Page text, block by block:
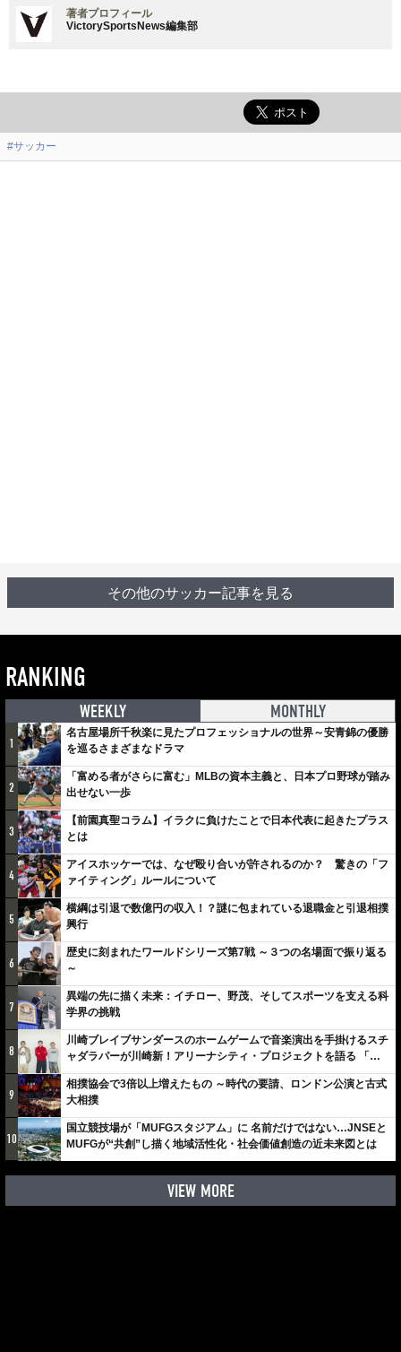
著者プロフィール
VictorySportsNews編集部
#サッカー
その他のサッカー記事を見る
RANKING
WEEKLY MONTHLY
1
名古屋場所千秋楽に見たプロフェッショナルの世界～安青錦の優勝
を巡るさまざまなドラマ
2
「富める者がさらに富む」MLBの資本主義と、日本プロ野球が踏み
出せない一歩
3
【前園真聖コラム】イラクに負けたことで日本代表に起きたプラス
とは
4
アイスホッケーでは、なぜ殴り合いが許されるのか？ 驚きの「フ
ァイティング」ルールについて
5
横綱は引退で数億円の収入！？謎に包まれている退職金と引退相撲
興行
6
歴史に刻まれたワールドシリーズ第7戦 ～３つの名場面で振り返る
～
7
異端の先に描く未来：イチロー、野茂、そしてスポーツを支える科
学界の挑戦
8
川崎ブレイブサンダースのホームゲームで音楽演出を手掛けるスチ
ャダラパーが川崎新！アリーナシティ・プロジェクトを語る 「楽
しみでしかないでしょ。川崎は、ずっと成長曲線だから」
9
相撲協会で3倍以上増えたもの ～時代の要請、ロンドン公演と古式
大相撲
10
国立競技場が「MUFGスタジアム」に 名前だけではない…JNSEと
MUFGが“共創”し描く地域活性化・社会価値創造の近未来図とは
VIEW MORE